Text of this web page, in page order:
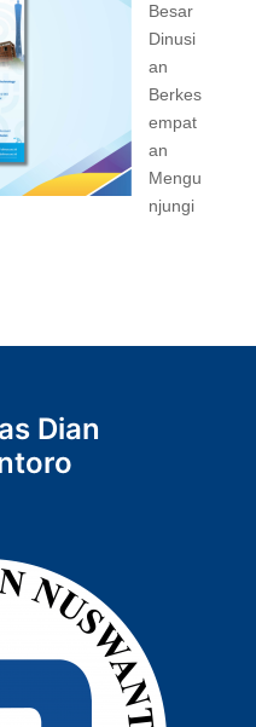
Besar
Dinusi
an
Berkes
empat
an
Mengu
njungi
Dian